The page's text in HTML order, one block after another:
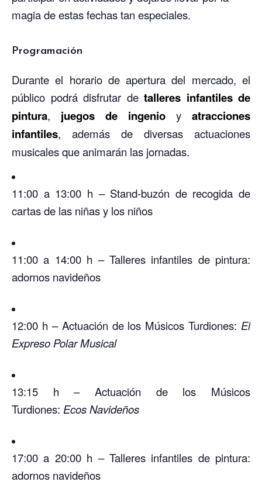
magia de estas fechas tan especiales.
Programación
Durante el horario de apertura del mercado, el
público podrá disfrutar de talleres infantiles de
pintura, juegos de ingenio y atracciones
infantiles, además de diversas actuaciones
musicales que animarán las jornadas.
11:00 a 13:00 h – Stand-buzón de recogida de
cartas de las niñas y los niños
11:00 a 14:00 h – Talleres infantiles de pintura:
adornos navideños
12:00 h – Actuación de los Músicos Turdiones: El
Expreso Polar Musical
13:15 h – Actuación de los Músicos
Turdiones: Ecos Navideños
17:00 a 20:00 h – Talleres infantiles de pintura:
adornos navideños